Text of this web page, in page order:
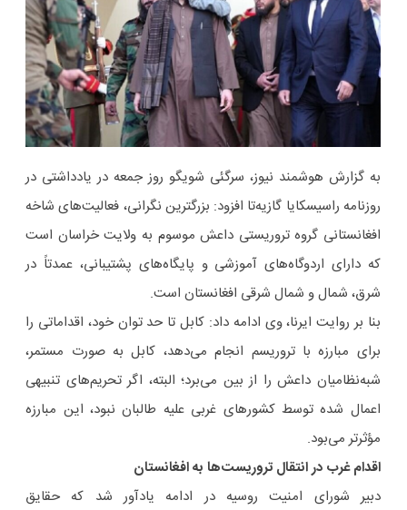
به گزارش هوشمند نیوز، سرگئی شویگو روز جمعه در یادداشتی در
روزنامه راسیسکایا گازیه‌تا افزود: بزرگترین نگرانی، فعالیت‌های شاخه
افغانستانی گروه تروریستی داعش موسوم به ولایت خراسان است
که دارای اردوگاه‌های آموزشی و پایگاه‌های پشتیبانی، عمدتاً در
شرق، شمال و شمال شرقی افغانستان است.
بنا بر روایت ایرنا، وی ادامه داد: کابل تا حد توان خود، اقداماتی را
برای مبارزه با تروریسم انجام می‌دهد، کابل به صورت مستمر،
شبه‌نظامیان داعش را از بین می‌برد؛ البته، اگر تحریم‌های تنبیهی
اعمال شده توسط کشورهای غربی علیه طالبان نبود، این مبارزه
مؤثرتر می‌بود.
اقدام غرب در انتقال تروریست‌ها به افغانستان
دبیر شورای امنیت روسیه در ادامه یادآور شد که حقایق